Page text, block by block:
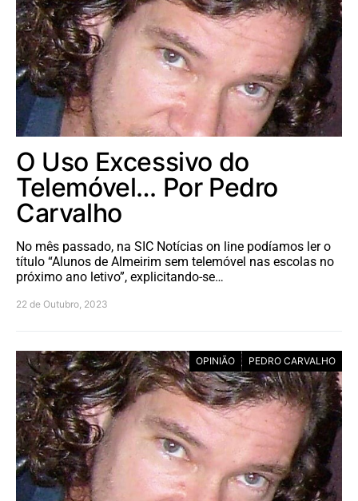
O Uso Excessivo do
Telemóvel… Por Pedro
Carvalho
No mês passado, na SIC Notícias on line podíamos ler o
título “Alunos de Almeirim sem telemóvel nas escolas no
próximo ano letivo”, explicitando-se…
22 de Outubro, 2023
OPINIÃO PEDRO CARVALHO